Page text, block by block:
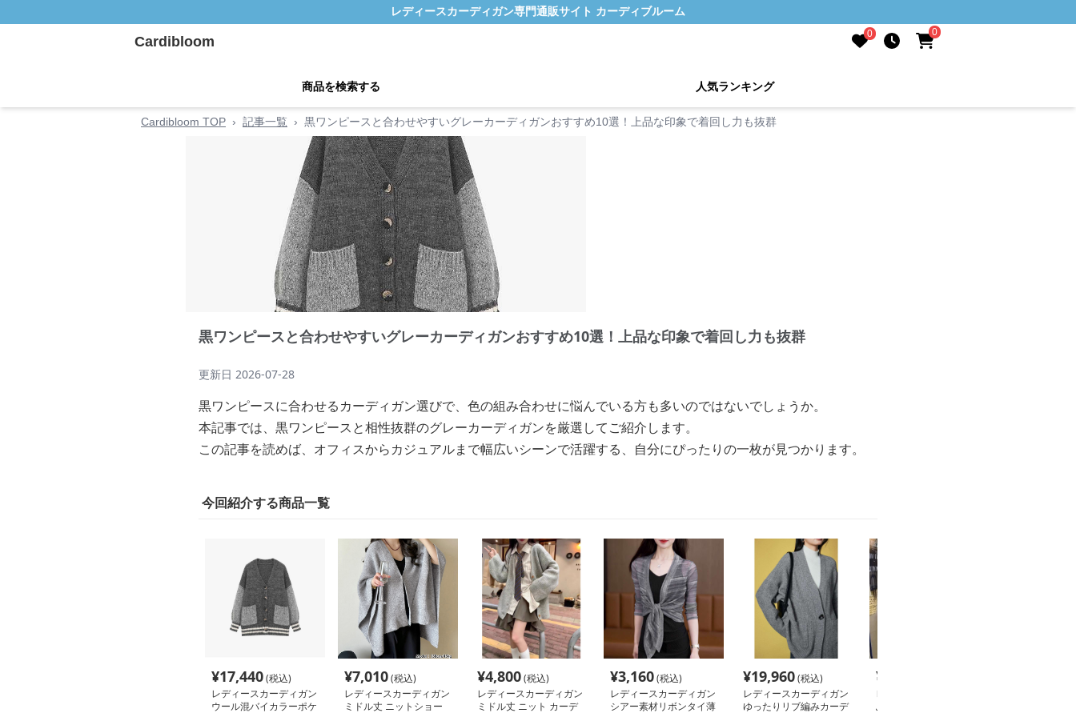
レディースカーディガン専門通販サイト カーディブルーム
Cardibloom 0 0
商品を検索する 人気ランキング
Cardibloom TOP › 記事一覧 › 黒ワンピースと合わせやすいグレーカーディガンおすすめ10選！上品な印象で着回し力も抜群
黒ワンピースと合わせやすいグレーカーディガンおすすめ10選！上品な印象で着回し力も抜群
更新日 2026-07-28
黒ワンピースに合わせるカーディガン選びで、色の組み合わせに悩んでいる方も多いのではないでしょうか。
本記事では、黒ワンピースと相性抜群のグレーカーディガンを厳選してご紹介します。
この記事を読めば、オフィスからカジュアルまで幅広いシーンで活躍する、自分にぴったりの一枚が見つかります。
今回紹介する商品一覧
¥17,440(税込)
レディースカーディガン
ウール混バイカラーポケ
¥7,010(税込)
レディースカーディガン
ミドル丈 ニットショー
¥4,800(税込)
レディースカーディガン
ミドル丈 ニット カーデ
¥3,160(税込)
レディースカーディガン
シアー素材リボンタイ薄
¥19,960(税込)
レディースカーディガン
ゆったりリブ編みカーデ
¥
レディースカーディガン
ふんわり柔らか リラッ